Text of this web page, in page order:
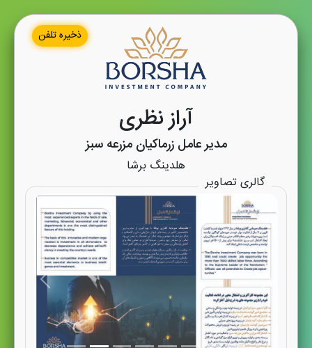
ذخیره تلفن
آراز نظری
مدیر عامل زرماکیان مزرعه سبز
هلدینگ برشا
گالری تصاویر